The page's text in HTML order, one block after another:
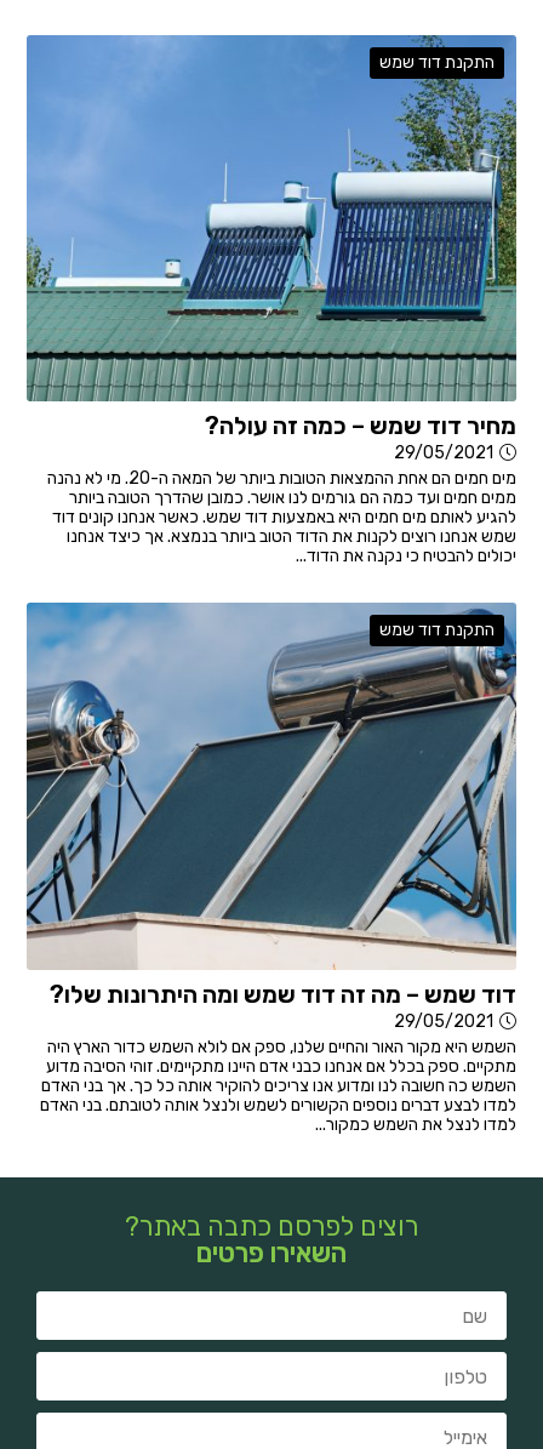
התקנת דוד שמש
מחיר דוד שמש – כמה זה עולה?
29/05/2021
מים חמים הם אחת ההמצאות הטובות ביותר של המאה ה-20. מי לא נהנה
ממים חמים ועד כמה הם גורמים לנו אושר. כמובן שהדרך הטובה ביותר
להגיע לאותם מים חמים היא באמצעות דוד שמש. כאשר אנחנו קונים דוד
שמש אנחנו רוצים לקנות את הדוד הטוב ביותר בנמצא. אך כיצד אנחנו
יכולים להבטיח כי נקנה את הדוד...
התקנת דוד שמש
דוד שמש – מה זה דוד שמש ומה היתרונות שלו?
29/05/2021
השמש היא מקור האור והחיים שלנו, ספק אם לולא השמש כדור הארץ היה
מתקיים. ספק בכלל אם אנחנו כבני אדם היינו מתקיימים. זוהי הסיבה מדוע
השמש כה חשובה לנו ומדוע אנו צריכים להוקיר אותה כל כך. אך בני האדם
למדו לבצע דברים נוספים הקשורים לשמש ולנצל אותה לטובתם. בני האדם
למדו לנצל את השמש כמקור...
רוצים לפרסם כתבה באתר?
השאירו פרטים